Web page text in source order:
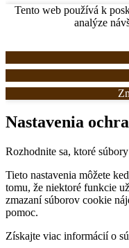
Tento web používá k
analýze
Nastavenia
Rozhodnite sa, ktoré
Tieto nastavenia môžete
tomu, že niektoré funkcie
zmazaní súborov cookie
pomoc.
Získajte viac informácií o